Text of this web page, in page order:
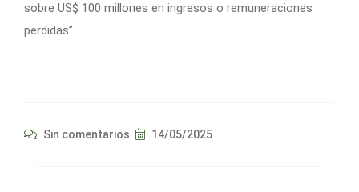
sobre US$ 100 millones en ingresos o remuneraciones
perdidas”.
Sin comentarios 14/05/2025